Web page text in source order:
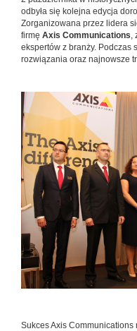
odbyła się kolejna edycja
Zorganizowana przez lidera
firmę Axis Communications,
ekspertów z branży. Podczas
rozwiązania oraz najnowsze
Sukces Axis Communications